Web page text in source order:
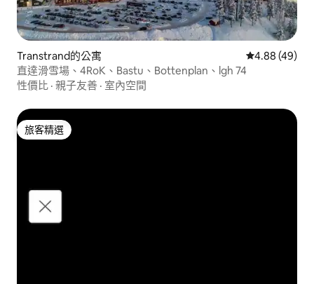
Transtrand的公寓 從 49 則評價
4.88 (49)
直達滑雪場、4RoK、Bastu、Bottenplan、lgh 74
性價比 · 親子友善 · 室內空間
旅客精選
旅客精選